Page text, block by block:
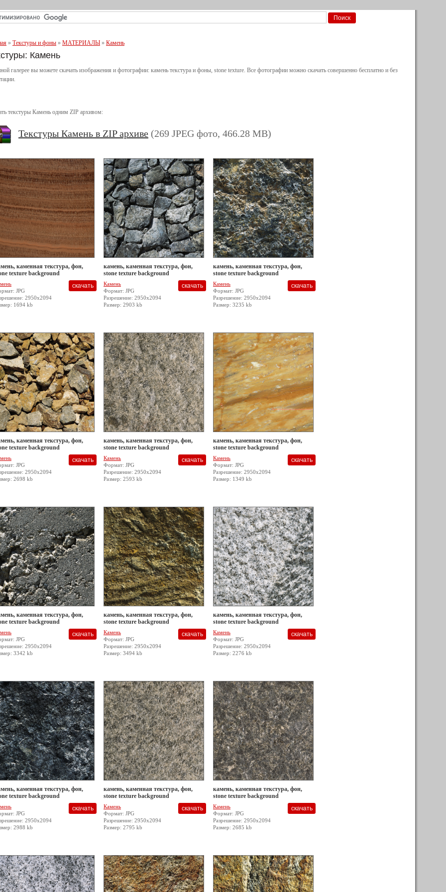
» Текстуры и фоны » МАТЕРИАЛЫ » Камень
Камень
галерее вы можете скачать изображения и фотографии: камень текстура и фоны, stone texture. Все фотографии можно скачать совершенно бесплатно и без
текстуры Камень одним ZIP архивом:
Текстуры Камень в ZIP архиве (269 JPEG фото, 466.28 MB)
каменная текстура, фон,
texture background
JPG
2950x2094
1694 kb
камень, каменная текстура, фон,
stone texture background
Камень
Формат: JPG
Разрешение: 2950x2094
Размер: 2903 kb
камень, каменная текстура, фон,
stone texture background
Камень
Формат: JPG
Разрешение: 2950x2094
Размер: 3235 kb
каменная текстура, фон,
texture background
JPG
2950x2094
2698 kb
камень, каменная текстура, фон,
stone texture background
Камень
Формат: JPG
Разрешение: 2950x2094
Размер: 2593 kb
камень, каменная текстура, фон,
stone texture background
Камень
Формат: JPG
Разрешение: 2950x2094
Размер: 1349 kb
каменная текстура, фон,
texture background
JPG
2950x2094
3342 kb
камень, каменная текстура, фон,
stone texture background
Камень
Формат: JPG
Разрешение: 2950x2094
Размер: 3494 kb
камень, каменная текстура, фон,
stone texture background
Камень
Формат: JPG
Разрешение: 2950x2094
Размер: 2276 kb
каменная текстура, фон,
texture background
JPG
2950x2094
2988 kb
камень, каменная текстура, фон,
stone texture background
Камень
Формат: JPG
Разрешение: 2950x2094
Размер: 2795 kb
камень, каменная текстура, фон,
stone texture background
Камень
Формат: JPG
Разрешение: 2950x2094
Размер: 2685 kb